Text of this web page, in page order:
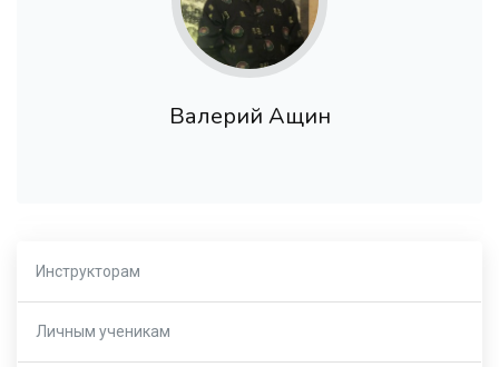
Валерий Ащин
Инструкторам
Личным ученикам